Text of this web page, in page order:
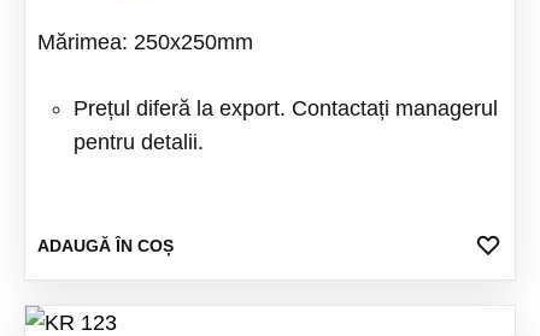
Mărimea: 250x250mm
Prețul diferă la export. Contactați managerul
pentru detalii.
ADAUGĂ ÎN COȘ